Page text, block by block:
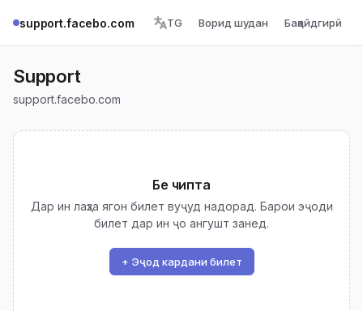
support.facebo.com TG Ворид шудан Бақайдгирӣ
Support
support.facebo.com
Бе чипта
Дар ин лаҳза ягон билет вуҷуд надорад. Барои эҷоди
билет дар ин ҷо ангушт занед.
+ Эҷод кардани билет